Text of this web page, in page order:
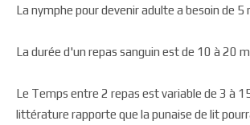
La nymphe pour devenir adulte a besoin de 5
La durée d'un repas sanguin est de 10 à 20
Le Temps entre 2 repas est variable de 3 à
littérature rapporte que la punaise de lit